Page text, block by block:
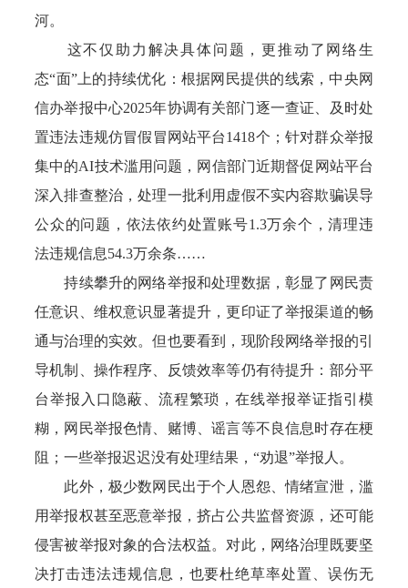
河。
这不仅助力解决具体问题，更推动了网络生
态“面”上的持续优化：根据网民提供的线索，中央网
信办举报中心2025年协调有关部门逐一查证、及时处
置违法违规仿冒假冒网站平台1418个；针对群众举报
集中的AI技术滥用问题，网信部门近期督促网站平台
深入排查整治，处理一批利用虚假不实内容欺骗误导
公众的问题，依法依约处置账号1.3万余个，清理违
法违规信息54.3万余条……
持续攀升的网络举报和处理数据，彰显了网民责
任意识、维权意识显著提升，更印证了举报渠道的畅
通与治理的实效。但也要看到，现阶段网络举报的引
导机制、操作程序、反馈效率等仍有待提升：部分平
台举报入口隐蔽、流程繁琐，在线举报举证指引模
糊，网民举报色情、赌博、谣言等不良信息时存在梗
阻；一些举报迟迟没有处理结果，“劝退”举报人。
此外，极少数网民出于个人恩怨、情绪宣泄，滥
用举报权甚至恶意举报，挤占公共监督资源，还可能
侵害被举报对象的合法权益。对此，网络治理既要坚
决打击违法违规信息，也要杜绝草率处置、误伤无